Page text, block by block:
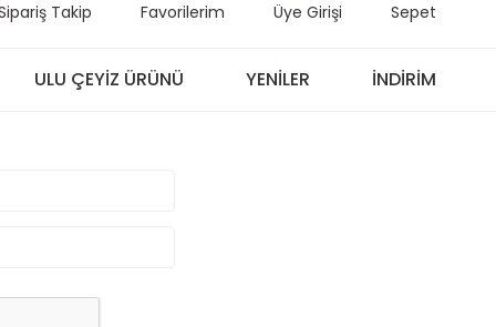
Takip Favorilerim Üye Girişi Sepet
ULU ÇEYIZ ÜRÜNÜ YENILER İNDIRIM